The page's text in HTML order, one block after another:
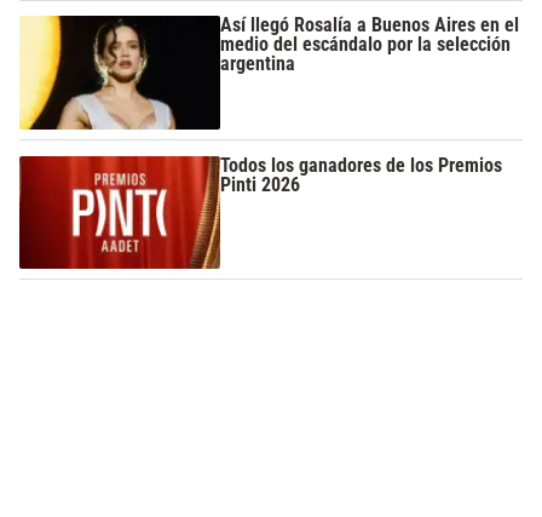
Así llegó Rosalía a Buenos Aires en el
medio del escándalo por la selección
argentina
Todos los ganadores de los Premios
Pinti 2026